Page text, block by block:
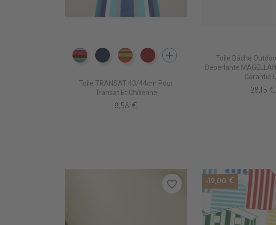
DT0013 CARACAS FUSHIA
DT0026 LEVANT BLEU
DT0014 SAOPAULO FUSHI
DT0027 LEVANT ROUGE
add
Toile TRANSAT 43/44cm Pour
Transat Et Chilienne
8,58 €
Toile Bâche
Déperlante
Garantie
28,15 €
favorite_border -12,00 €